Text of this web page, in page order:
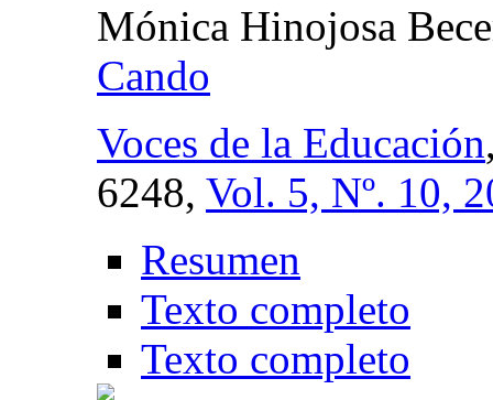
Mónica Hinojosa
Cando
Voces de la Educación
6248, Vol. 5, Nº. 10,
Resumen
Texto completo
Texto completo